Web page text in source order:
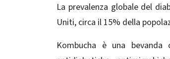
La prevalenza globale del
Uniti, circa il 15% della
Kombucha è una